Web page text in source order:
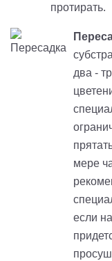
протирать.
два -
мере
если